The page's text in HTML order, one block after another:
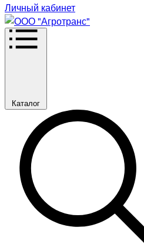
Личный кабинет
Каталог